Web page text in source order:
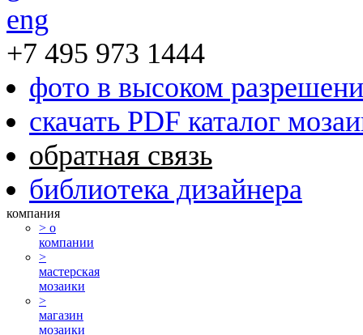
eng
+7 495 973 1444
фото в высоком
скачать PDF каталог
обратная связь
библиотека дизайнера
компания
> о
компании
>
мастерская
мозаики
>
магазин
мозаики